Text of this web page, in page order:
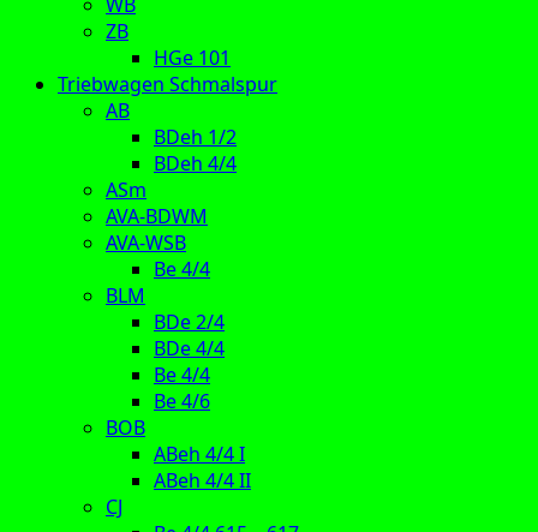
ZB
HGe 101
Triebwagen Schmalspur
AB
BDeh 1/2
BDeh 4/4
ASm
AVA-BDWM
AVA-WSB
Be 4/4
BLM
BDe 2/4
BDe 4/4
Be 4/4
Be 4/6
BOB
ABeh 4/4 I
ABeh 4/4 II
CJ